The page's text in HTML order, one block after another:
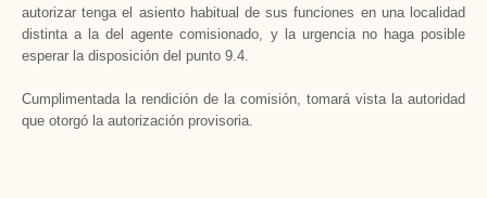
autorizar tenga el asiento habitual de sus funciones en una localidad
distinta a la del agente comisionado, y la urgencia no haga posible
esperar la disposición del punto 9.4.
Cumplimentada la rendición de la comisión, tomará vista la autoridad
que otorgó la autorización provisoria.